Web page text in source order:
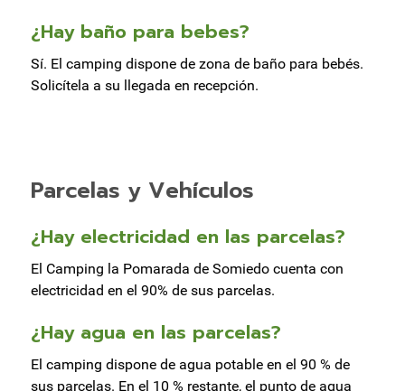
¿Hay baño para bebes?
Sí. El camping dispone de zona de baño para bebés.
Solicítela a su llegada en recepción.
Parcelas y Vehículos
¿Hay electricidad en las parcelas?
El Camping la Pomarada de Somiedo cuenta con
electricidad en el 90% de sus parcelas.
¿Hay agua en las parcelas?
El camping dispone de agua potable en el 90 % de
sus parcelas. En el 10 % restante, el punto de agua